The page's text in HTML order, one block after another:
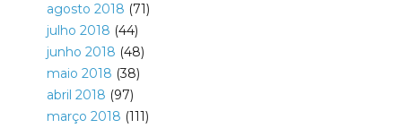
agosto 2018 (71)
julho 2018 (44)
junho 2018 (48)
maio 2018 (38)
abril 2018 (97)
março 2018 (111)